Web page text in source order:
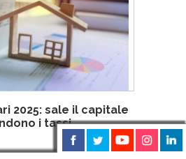
2025: sale il capitale
i tassi